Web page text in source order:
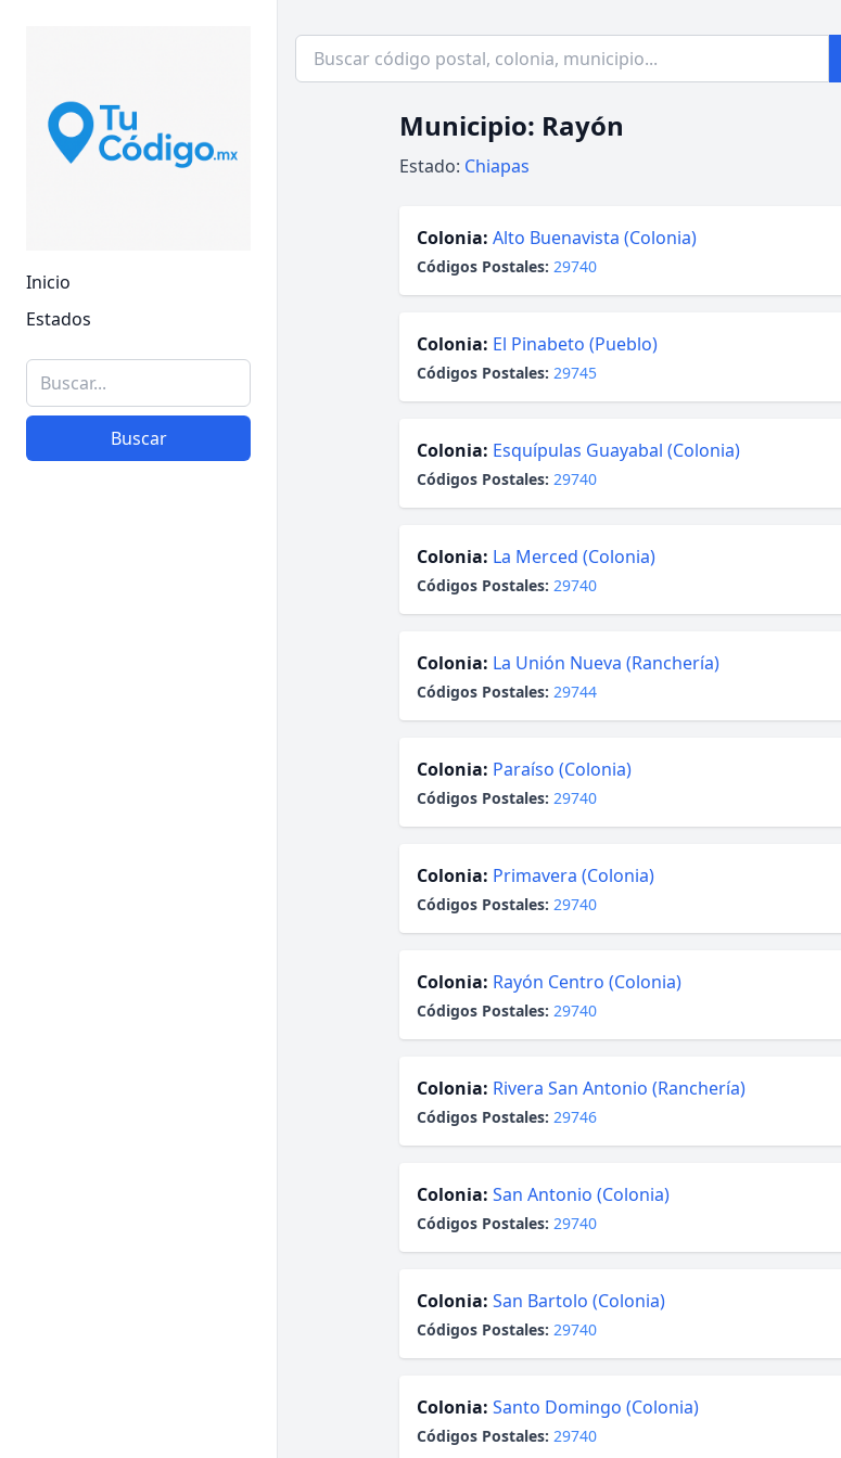
Inicio
Estados
Buscar
Municipio: Rayón
Estado: Chiapas
Colonia: Alto Buenavista (Colonia)
Códigos Postales: 29740
Colonia: El Pinabeto (Pueblo)
Códigos Postales: 29745
Colonia: Esquípulas Guayabal (Colonia)
Códigos Postales: 29740
Colonia: La Merced (Colonia)
Códigos Postales: 29740
Colonia: La Unión Nueva (Ranchería)
Códigos Postales: 29744
Colonia: Paraíso (Colonia)
Códigos Postales: 29740
Colonia: Primavera (Colonia)
Códigos Postales: 29740
Colonia: Rayón Centro (Colonia)
Códigos Postales: 29740
Colonia: Rivera San Antonio (Ranchería)
Códigos Postales: 29746
Colonia: San Antonio (Colonia)
Códigos Postales: 29740
Colonia: San Bartolo (Colonia)
Códigos Postales: 29740
Colonia: Santo Domingo (Colonia)
Códigos Postales: 29740